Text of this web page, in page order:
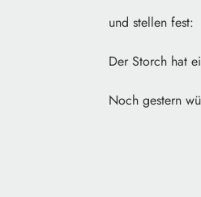
und stellen fest:
Der Storch hat
Noch gestern